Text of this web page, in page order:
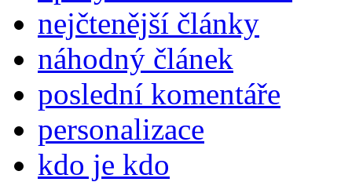
nejčtenější články
náhodný článek
poslední komentáře
personalizace
kdo je kdo